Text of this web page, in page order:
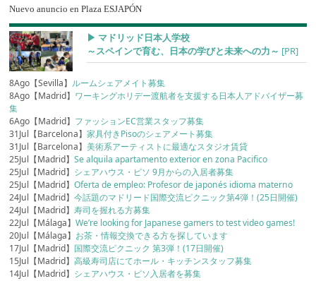
Nuevo anuncio en Plaza ESJAPÓN
▶︎ マドリッド日本人学校
～スペインで育む、日本の学びと未来への力～ [PR]
8Ago【Sevilla】 ルームシェアメイト募集
8Ago【Madrid】 ワーキングホリデー渡航者を支援する日本人アドバイザー募
集
6Ago【Madrid】 ファッションEC営業スタッフ募集
31Jul【Barcelona】家具付きPisoのシェアメート募集
31Jul【Barcelona】美術系アーティストに最適なスタジオ賃貸
25Jul【Madrid】Se alquila apartamento exterior en zona Pacifico
25Jul【Madrid】 シェアハウス・ピソ 9月からの入居者募集
25Jul【Madrid】Oferta de empleo: Profesor de japonés idioma materno
24Jul【Madrid】今話題のマドリード国際交流ピクニック第4弾！(25日開催)
24Jul【Madrid】寿司を握れる方募集
22Jul【Málaga】We’re looking for Japanese gamers to test video games!
20Jul【Málaga】 お茶・情報交換できる方を探しています
17Jul【Madrid】 国際交流ピクニック 第3弾！(17日開催)
15Jul【Madrid】高級寿司店にてホール・キッチンスタッフ募集
14Jul【Madrid】 シェアハウス・ピソ入居者を募集